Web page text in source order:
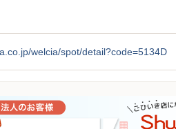
welcia/spot/detail?code=5134D